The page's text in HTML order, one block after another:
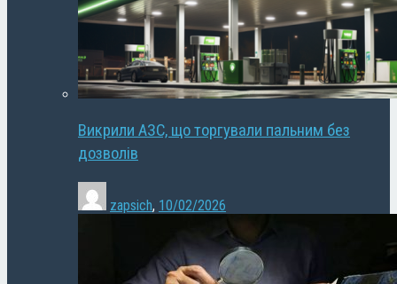
Викрили АЗС, що торгували пальним без
дозволів
zapsich, 10/02/2026